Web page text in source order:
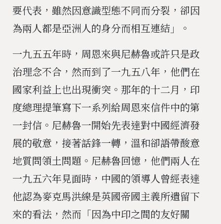
要代表，雖然因意識型態不同而分裂，卻因
為兩人都是亞洲人的身分而相互連結」。
一九五五年時，周恩來與尼赫魯或許只是政
治理念不合，然而到了一九五八年，他們在
國家利益上也出現衝突。那年的十二月，印
度總理提筆寫下一系列給周恩來信件中的第
一封信。尼赫魯一開始先表達對中國經濟發
展的敬意，接著話鋒一轉，溫和卻語帶酸意
地質問領土問題。尼赫魯回憶，他們兩人在
一九五六年見面時，中國的領導人曾經表達
他認為麥克馬洪線是英國帝國主義所遺留下
來的看法，然而「因為中印之間的友好關